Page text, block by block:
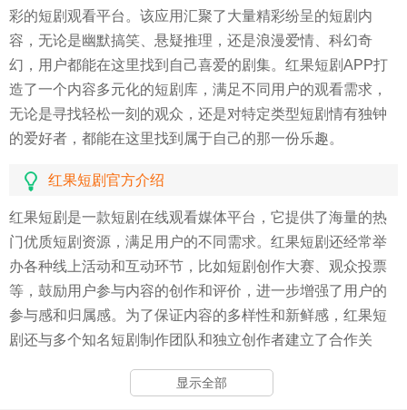
彩的短剧观看平台。该应用汇聚了大量精彩纷呈的短剧内
容，无论是幽默搞笑、悬疑推理，还是浪漫爱情、科幻奇
幻，用户都能在这里找到自己喜爱的剧集。红果短剧APP打
造了一个内容多元化的短剧库，满足不同用户的观看需求，
无论是寻找轻松一刻的观众，还是对特定类型短剧情有独钟
的爱好者，都能在这里找到属于自己的那一份乐趣。
红果短剧官方介绍
红果短剧是一款短剧在线观看媒体平台，它提供了海量的热
门优质短剧资源，满足用户的不同需求。红果短剧还经常举
办各种线上活动和互动环节，比如短剧创作大赛、观众投票
等，鼓励用户参与内容的创作和评价，进一步增强了用户的
参与感和归属感。为了保证内容的多样性和新鲜感，红果短
剧还与多个知名短剧制作团队和独立创作者建立了合作关
显示全部